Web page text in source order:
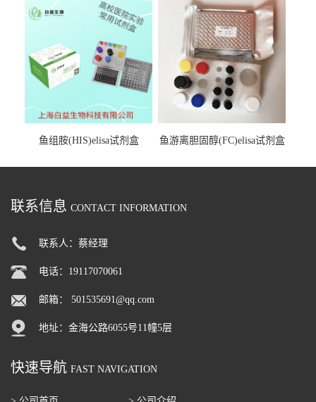
鱼组胺(HIS)elisa试剂盒 鱼游离胆固醇(FC)elisa试剂盒
联系信息 CONTACT INFORMATION
联系人：蔡经理
电话：19117070061
邮箱： 501535691@qq.com
地址：金海公路6055号11幢5层
快速导航 FAST NAVIGATION